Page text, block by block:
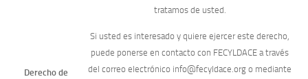
Derecho de
tratamos de usted.
Si usted es interesado y quiere ejercer este derecho,
puede ponerse en contacto con FECYLDACE a través
del correo electrónico info@fecyldace.org o mediante